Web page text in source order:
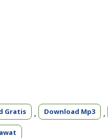
Gratis , Download Mp3 ,